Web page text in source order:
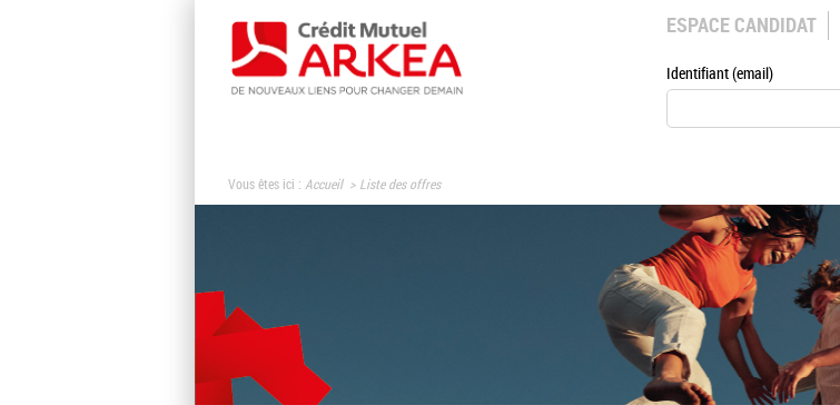
ESPACE CANDIDAT
Identifiant (email)
Vous êtes ici : Accueil Liste des offres